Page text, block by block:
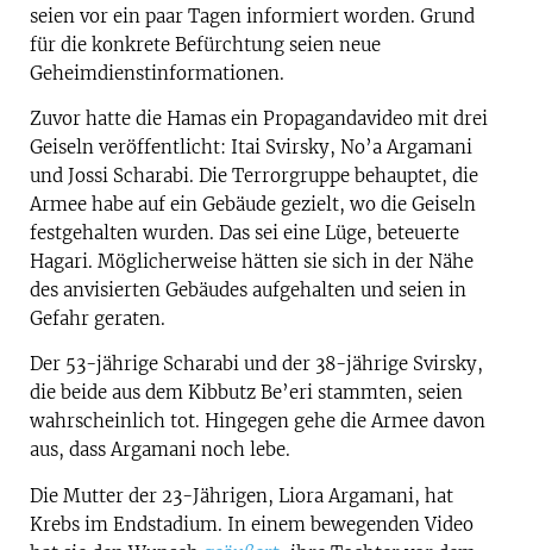
seien vor ein paar Tagen informiert worden. Grund
für die konkrete Befürchtung seien neue
Geheimdienstinformationen.
Zuvor hatte die Hamas ein Propagandavideo mit drei
Geiseln veröffentlicht: Itai Svirsky, No’a Argamani
und Jossi Scharabi. Die Terrorgruppe behauptet, die
Armee habe auf ein Gebäude gezielt, wo die Geiseln
festgehalten wurden. Das sei eine Lüge, beteuerte
Hagari. Möglicherweise hätten sie sich in der Nähe
des anvisierten Gebäudes aufgehalten und seien in
Gefahr geraten.
Der 53-jährige Scharabi und der 38-jährige Svirsky,
die beide aus dem Kibbutz Be’eri stammten, seien
wahrscheinlich tot. Hingegen gehe die Armee davon
aus, dass Argamani noch lebe.
Die Mutter der 23-Jährigen, Liora Argamani, hat
Krebs im Endstadium. In einem bewegenden Video